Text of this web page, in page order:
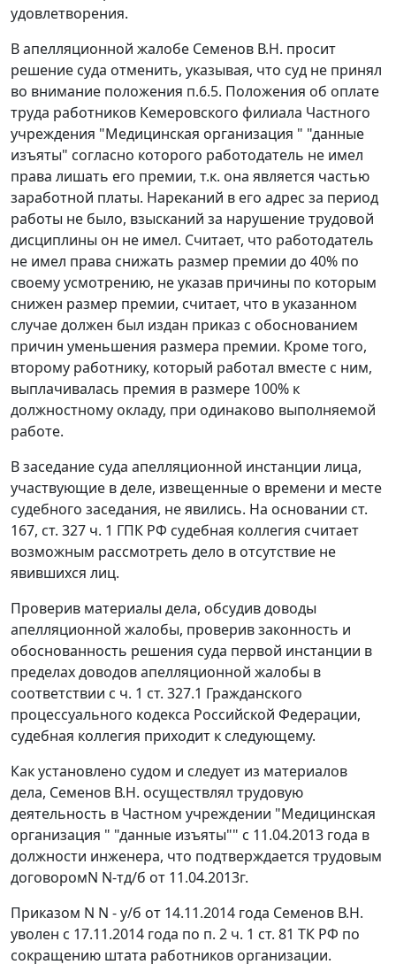
удовлетворения.
В апелляционной жалобе Семенов В.Н. просит
решение суда отменить, указывая, что суд не принял
во внимание положения п.6.5. Положения об оплате
труда работников Кемеровского филиала Частного
учреждения "Медицинская организация " "данные
изъяты" согласно которого работодатель не имел
права лишать его премии, т.к. она является частью
заработной платы. Нареканий в его адрес за период
работы не было, взысканий за нарушение трудовой
дисциплины он не имел. Считает, что работодатель
не имел права снижать размер премии до 40% по
своему усмотрению, не указав причины по которым
снижен размер премии, считает, что в указанном
случае должен был издан приказ с обоснованием
причин уменьшения размера премии. Кроме того,
второму работнику, который работал вместе с ним,
выплачивалась премия в размере 100% к
должностному окладу, при одинаково выполняемой
работе.
В заседание суда апелляционной инстанции лица,
участвующие в деле, извещенные о времени и месте
судебного заседания, не явились. На основании ст.
167, ст. 327 ч. 1 ГПК РФ судебная коллегия считает
возможным рассмотреть дело в отсутствие не
явившихся лиц.
Проверив материалы дела, обсудив доводы
апелляционной жалобы, проверив законность и
обоснованность решения суда первой инстанции в
пределах доводов апелляционной жалобы в
соответствии с ч. 1 ст. 327.1 Гражданского
процессуального кодекса Российской Федерации,
судебная коллегия приходит к следующему.
Как установлено судом и следует из материалов
дела, Семенов В.Н. осуществлял трудовую
деятельность в Частном учреждении "Медицинская
организация " "данные изъяты"" с 11.04.2013 года в
должности инженера, что подтверждается трудовым
договоромN N-тд/б от 11.04.2013г.
Приказом N N - у/б от 14.11.2014 года Семенов В.Н.
уволен с 17.11.2014 года по п. 2 ч. 1 ст. 81 ТК РФ по
сокращению штата работников организации.